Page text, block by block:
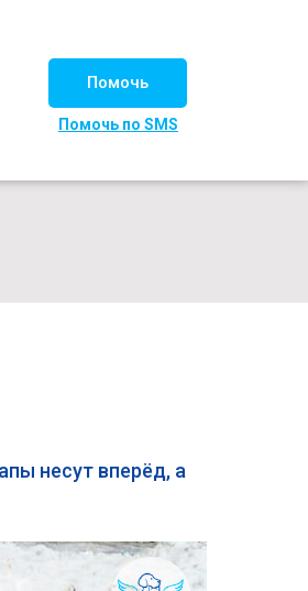
Помочь
Помочь по SMS
несут вперёд, а